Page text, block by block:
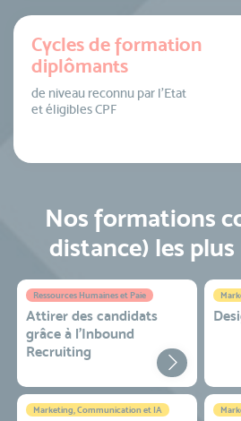
Cycles de formation
diplômants
de niveau reconnu par l’Etat
et éligibles CPF
Nos formations
distance) les
Ressources Humaines et Paie
Attirer des candidats
grâce à l’Inbound
Recruiting
Marketing, Communication et IA